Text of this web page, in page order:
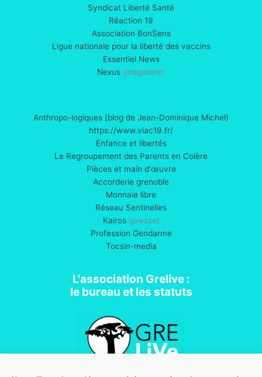
Syndicat Liberté Santé
Réaction 19
Association BonSens
Ligue nationale pour la liberté des vaccins
Essentiel News
Nexus (magazine)
Anthropo-logiques (blog de Jean-Dominique Michel)
https://www.viac19.fr/
Enfance et libertés
Le Regroupement des Parents en Colère
Pièces et main d'œuvre
Accorderie grenoble
Monnaie libre
Réseau Sentinelles
Kairos(presse)
Profession Gendarme
Tocsin-media
L'association Grelive :
le bureau et les statuts